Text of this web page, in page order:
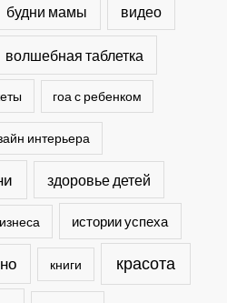
будни мамы видео
волшебная таблетка
гоа с ребенком
интерьера
здоровье детей
истории успеха
книги красота